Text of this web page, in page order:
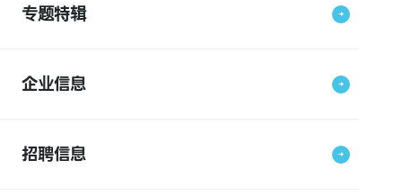
专题特辑
企业信息
招聘信息